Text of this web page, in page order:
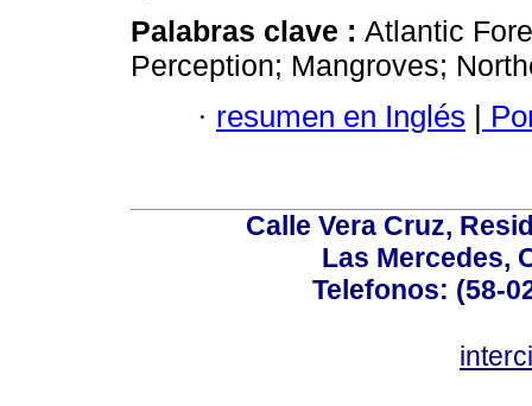
Palabras clave : Atlantic
Perception; Mangroves;
· resumen en Inglés |
Calle Vera Cruz,
Las Mercedes,
Telefonos: (58-